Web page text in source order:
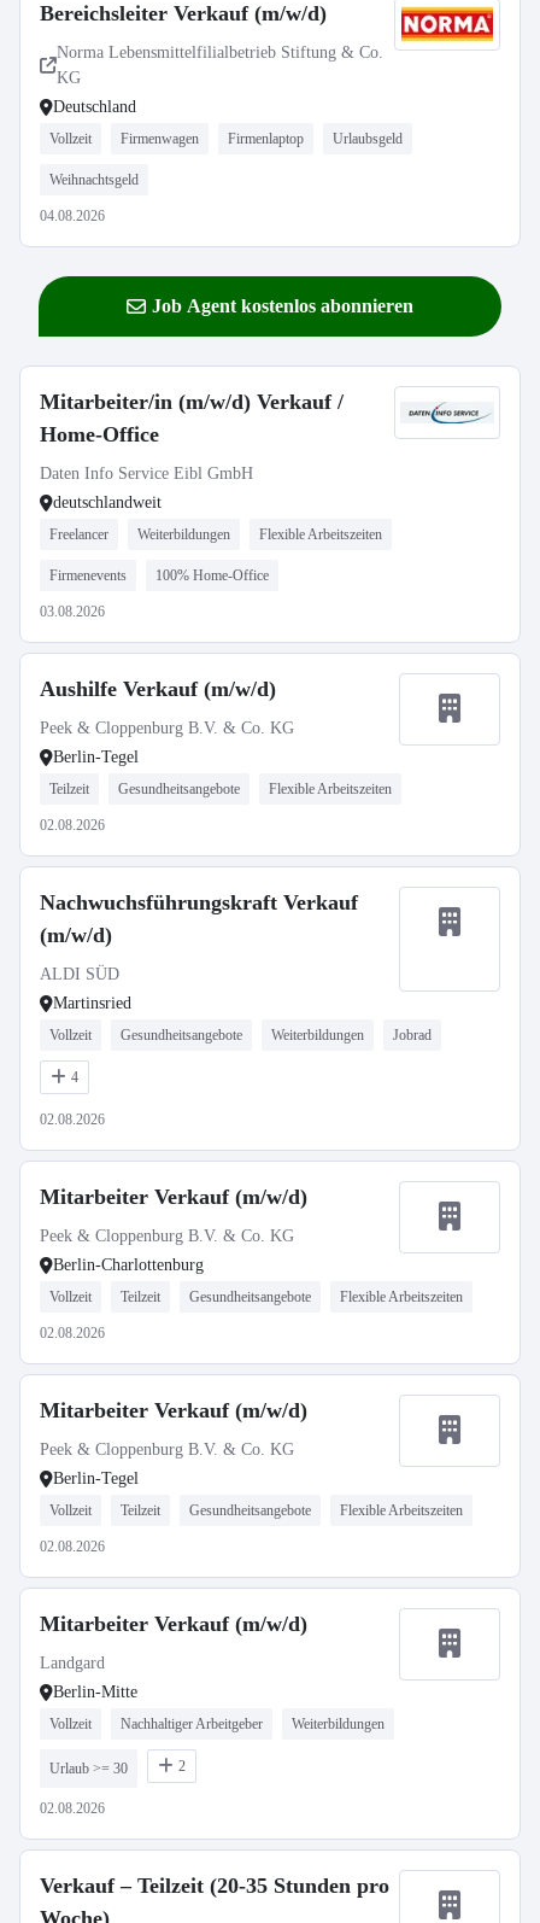
Bereichsleiter Verkauf (m/w/d)
Norma Lebensmittelfilialbetrieb Stiftung & Co.
KG
Deutschland
Vollzeit Firmenwagen Firmenlaptop Urlaubsgeld
Weihnachtsgeld
04.08.2026
Job Agent kostenlos abonnieren
Mitarbeiter/in (m/w/d) Verkauf /
Home-Office
Daten Info Service Eibl GmbH
deutschlandweit
Freelancer Weiterbildungen Flexible Arbeitszeiten
Firmenevents 100% Home-Office
03.08.2026
Aushilfe Verkauf (m/w/d)
Peek & Cloppenburg B.V. & Co. KG
Berlin-Tegel
Teilzeit Gesundheitsangebote Flexible Arbeitszeiten
02.08.2026
Nachwuchsführungskraft Verkauf
(m/w/d)
ALDI SÜD
Martinsried
Vollzeit Gesundheitsangebote Weiterbildungen Jobrad
4
02.08.2026
Mitarbeiter Verkauf (m/w/d)
Peek & Cloppenburg B.V. & Co. KG
Berlin-Charlottenburg
Vollzeit Teilzeit Gesundheitsangebote Flexible Arbeitszeiten
02.08.2026
Mitarbeiter Verkauf (m/w/d)
Peek & Cloppenburg B.V. & Co. KG
Berlin-Tegel
Vollzeit Teilzeit Gesundheitsangebote Flexible Arbeitszeiten
02.08.2026
Mitarbeiter Verkauf (m/w/d)
Landgard
Berlin-Mitte
Vollzeit Nachhaltiger Arbeitgeber Weiterbildungen
Urlaub >= 30 2
02.08.2026
Verkauf – Teilzeit (20-35 Stunden pro
Woche)